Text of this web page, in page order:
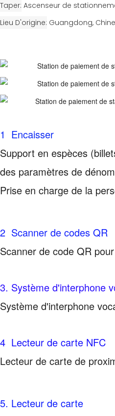
Taper Ascenseur de
Lieu D'origine Guangdong, Chine
1 Encaisser
Support en espèces
des paramètres de
Prise en charge de la
2 Scanner de codes QR
Scanner de code QR
3. Système d'interphone
Système d'interphone
4 Lecteur de carte NFC
Lecteur de carte de
5. Lecteur de carte